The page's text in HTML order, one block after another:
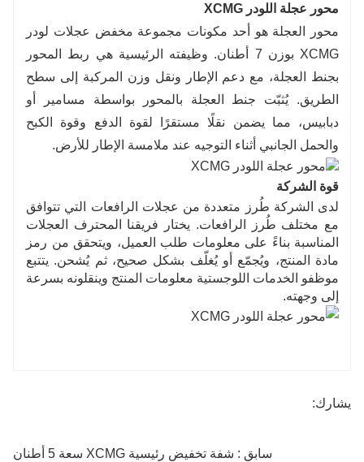
محور عجلة اللودر XCMG
محور العجلة هو أحد مكونات مجموعة مخفض عجلات لودر
XCMG بوزن 7 أطنان. وظيفته الرئيسية هي ربط المحور
بجنط العجلة، مع دعم الإطار ونقل وزن المركبة إلى سطح
الطريق. يُثبّت جنط العجلة بالمحور بواسطة مسامير أو
دبابيس، مما يضمن نقلًا مستقرًا لقوة الدفع وقوة الكبح
والحمل الجانبي أثناء التوجيه عند ملامسة الإطار للأرض.
قوة الشركة
لدى الشركة طُرز متعددة من عجلات الرافعات التي تتوافق
مع مختلف طُرز الرافعات. يختار فريقنا المحترف العجلات
المناسبة بناءً على معلومات طلب العميل، ويتحقق من رمز
مادة المنتج، ويُجمّع أو يُغلّف بشكل صحيح، ثم يُشحن. يتتبع
موظفو الخدمات اللوجستية معلومات المنتج وينقلونه بسرعة
إلى وجهته.
يشارك:
سابق : شفة تخفيض رئيسية XCMG سعة 5 أطنان